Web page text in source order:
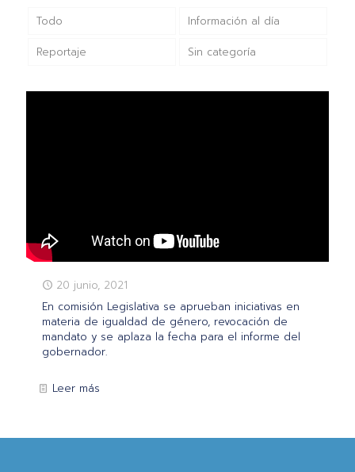
Todo Información al día
Reportaje Sin categoría
20 junio, 2021
En comisión Legislativa se aprueban iniciativas en
materia de igualdad de género, revocación de
mandato y se aplaza la fecha para el informe del
gobernador.
Leer más